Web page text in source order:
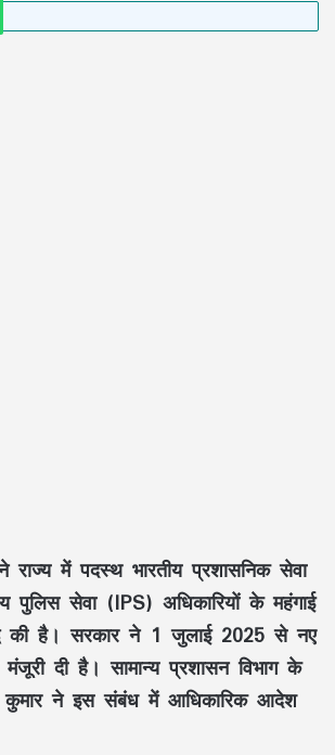
राज्य में पदस्थ भारतीय प्रशासनिक सेवा
पुलिस सेवा (IPS) अधिकारियों के महंगाई
की है। सरकार ने 1 जुलाई 2025 से नए
दी है। सामान्य प्रशासन विभाग के
ने इस संबंध में आधिकारिक आदेश